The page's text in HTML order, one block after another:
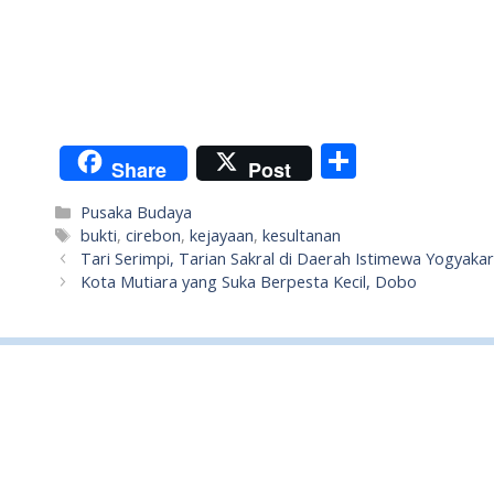
Share Post
e
Categories
Pusaka Budaya
Tags
bukti,cirebon,kejayaan,kesultanan
Tari Serimpi, Tarian Sakral di Daerah Istimewa
Kota Mutiara yang Suka Berpesta Kecil, Dobo